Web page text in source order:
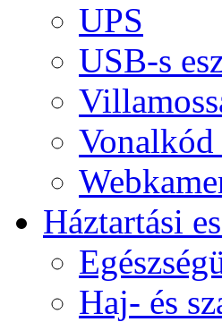
UPS
USB-s
Vonalkód
Háztartási
Haj- és